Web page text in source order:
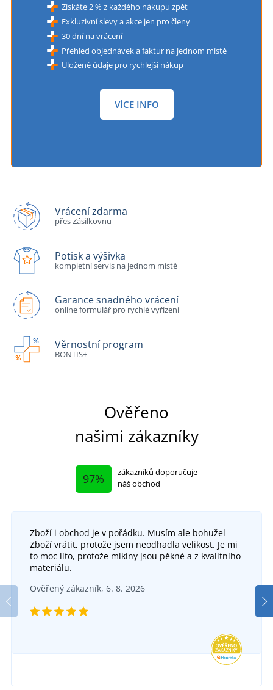
Získáte 2 % z každého nákupu zpět
Exkluzivní slevy a akce jen pro členy
30 dní na vrácení
Přehled objednávek a faktur na jednom místě
Uložené údaje pro rychlejší nákup
VÍCE INFO
Vrácení zdarma
přes Zásilkovnu
Potisk a výšivka
kompletní servis na jednom místě
Garance snadného vrácení
online formulář pro rychlé vyřízení
Věrnostní program
BONTIS+
Ověřeno
našimi zákazníky
97%
zákazníků doporučuje
náš obchod
Zboží i obchod je v pořádku. Musím ale bohužel
Zboží vrátit, protože jsem neodhadla velikost. Je mi
to moc líto, protože mikiny jsou pěkné a z kvalitního
materiálu.
Ověřený zákazník, 6. 8. 2026